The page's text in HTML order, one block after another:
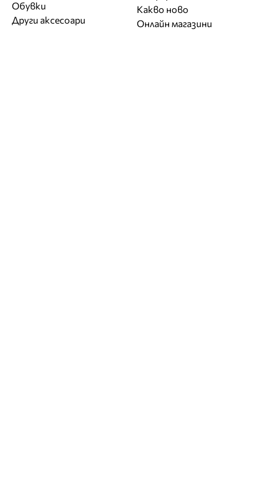
Обувки
Други аксесоари
Какво ново
Онлайн магазини